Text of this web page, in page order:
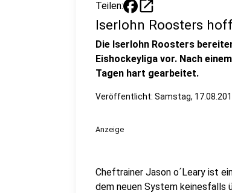
Teilen: open_in_new
Iserlohn Roosters
Die Iserlohn Roosters
Eishockeyliga vor. Nach
Tagen hart gearbeitet.
Veröffentlicht: Samstag,
Anzeige
Cheftrainer Jason o´Leary ist
dem neuen System keinesfalls